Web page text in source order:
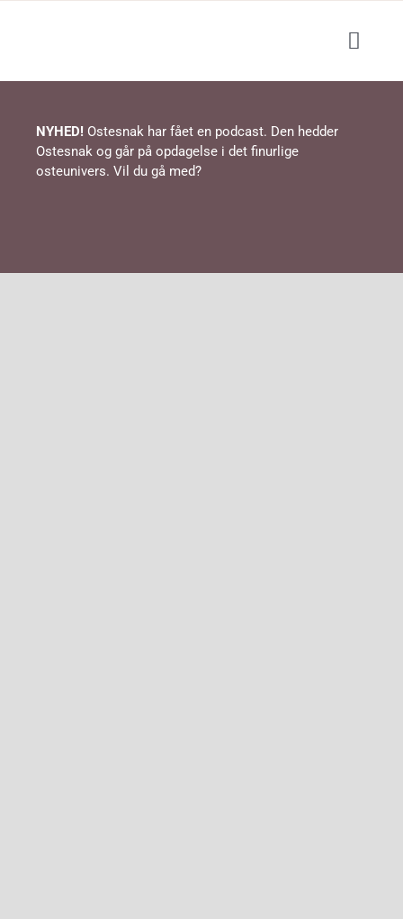
Podcast
NYHED! Ostesnak har fået en podcast. Den hedder
Ostesnak og går på opdagelse i det finurlige
osteunivers. Vil du gå med?